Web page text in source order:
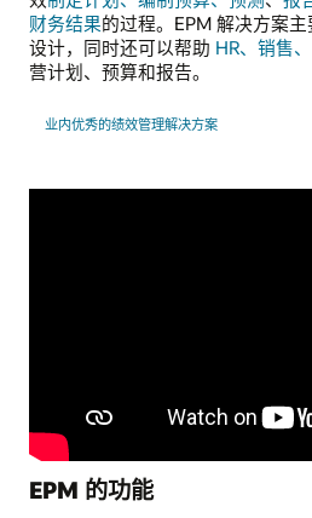
财务结果的过程。EPM 解决方案
设计，同时还可以帮助 HR、销售
营计划、预算和报告。
业内优秀的绩效管理解决方案
EPM 的功能